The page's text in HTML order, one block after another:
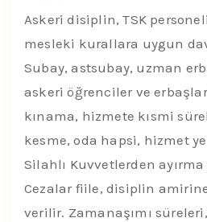
Askeri disiplin, TSK
mesleki kurallara uygun
Subay, astsubay, uzman
askeri öğrenciler ve
kınama, hizmete kısmi
kesme, oda hapsi, hizmet
Silahlı Kuvvetlerden
Cezalar fiile, disiplin
verilir. Zamanaşımı